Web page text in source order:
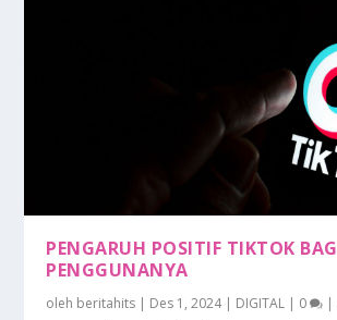
PENGARUH POSITIF TIKTOK
PENGGUNANYA
oleh beritahits | Des 1, 2024| DIGITAL | 0 |